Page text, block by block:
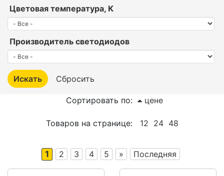
Цветовая температура, К
Производитель светодиодов
Сортировать по: цене
Товаров на странице: 12 24 48
1 2 3 4 5 » Последняя